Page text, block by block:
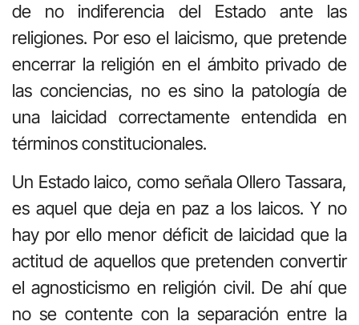
de no indiferencia del Estado ante las
religiones. Por eso el laicismo, que pretende
encerrar la religión en el ámbito privado de
las conciencias, no es sino la patología de
una laicidad correctamente entendida en
términos constitucionales.
Un Estado laico, como señala Ollero Tassara,
es aquel que deja en paz a los laicos. Y no
hay por ello menor déficit de laicidad que la
actitud de aquellos que pretenden convertir
el agnosticismo en religión civil. De ahí que
no se contente con la separación entre la